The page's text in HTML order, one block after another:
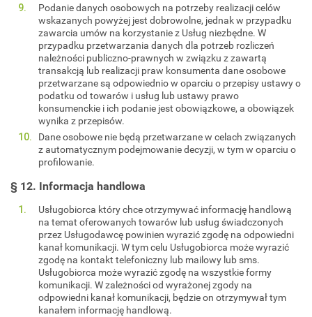
Podanie danych osobowych na potrzeby realizacji celów
wskazanych powyżej jest dobrowolne, jednak w przypadku
zawarcia umów na korzystanie z Usług niezbędne. W
przypadku przetwarzania danych dla potrzeb rozliczeń
należności publiczno-prawnych w związku z zawartą
transakcją lub realizacji praw konsumenta dane osobowe
przetwarzane są odpowiednio w oparciu o przepisy ustawy o
podatku od towarów i usług lub ustawy prawo
konsumenckie i ich podanie jest obowiązkowe, a obowiązek
wynika z przepisów.
Dane osobowe nie będą przetwarzane w celach związanych
z automatycznym podejmowanie decyzji, w tym w oparciu o
profilowanie.
§ 12. Informacja handlowa
Usługobiorca który chce otrzymywać informację handlową
na temat oferowanych towarów lub usług świadczonych
przez Usługodawcę powinien wyrazić zgodę na odpowiedni
kanał komunikacji. W tym celu Usługobiorca może wyrazić
zgodę na kontakt telefoniczny lub mailowy lub sms.
Usługobiorca może wyrazić zgodę na wszystkie formy
komunikacji. W zależności od wyrażonej zgody na
odpowiedni kanał komunikacji, będzie on otrzymywał tym
kanałem informację handlową.